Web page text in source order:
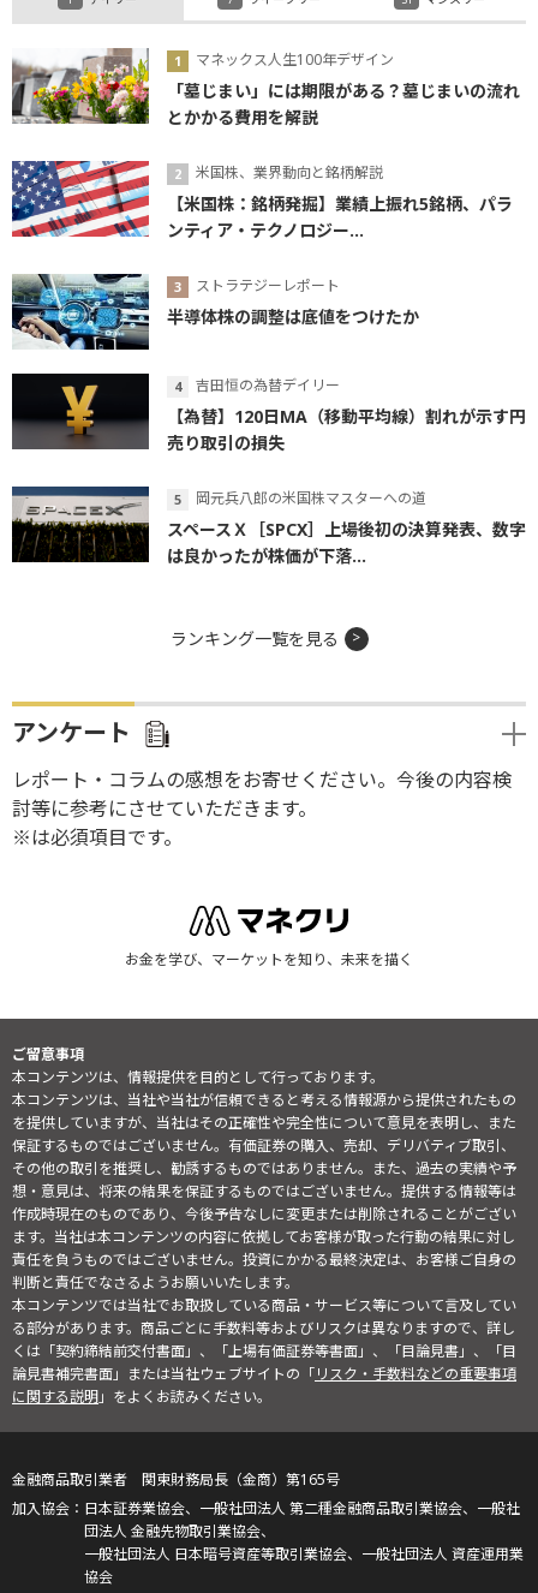
マネックス人生100年デザイン
「墓じまい」には期限がある？墓じまいの流れ
とかかる費用を解説
米国株、業界動向と銘柄解説
【米国株：銘柄発掘】業績上振れ5銘柄、パラ
ンティア・テクノロジー...
ストラテジーレポート
半導体株の調整は底値をつけたか
吉田恒の為替デイリー
【為替】120日MA（移動平均線）割れが示す円
売り取引の損失
岡元兵八郎の米国株マスターへの道
スペースＸ［SPCX］上場後初の決算発表、数字
は良かったが株価が下落...
ランキング一覧を見る
アンケート
レポート・コラムの感想をお寄せください。今後の内容検
討等に参考にさせていただきます。
※は必須項目です。
お金を学び、マーケットを知り、未来を描く
ご留意事項
本コンテンツは、情報提供を目的として行っております。
本コンテンツは、当社や当社が信頼できると考える情報源から提供されたもの
を提供していますが、当社はその正確性や完全性について意見を表明し、また
保証するものではございません。有価証券の購入、売却、デリバティブ取引、
その他の取引を推奨し、勧誘するものではありません。また、過去の実績や予
想・意見は、将来の結果を保証するものではございません。提供する情報等は
作成時現在のものであり、今後予告なしに変更または削除されることがござい
ます。当社は本コンテンツの内容に依拠してお客様が取った行動の結果に対し
責任を負うものではございません。投資にかかる最終決定は、お客様ご自身の
判断と責任でなさるようお願いいたします。
本コンテンツでは当社でお取扱している商品・サービス等について言及してい
る部分があります。商品ごとに手数料等およびリスクは異なりますので、詳し
くは「契約締結前交付書面」、「上場有価証券等書面」、「目論見書」、「目
論見書補完書面」または当社ウェブサイトの「リスク・手数料などの重要事項
に関する説明」をよくお読みください。
金融商品取引業者 関東財務局長（金商）第165号
日本証券業協会、一般社団法人 第二種金融商品取引業協会、一般社
団法人 金融先物取引業協会、
一般社団法人 日本暗号資産等取引業協会、一般社団法人 資産運用業
協会